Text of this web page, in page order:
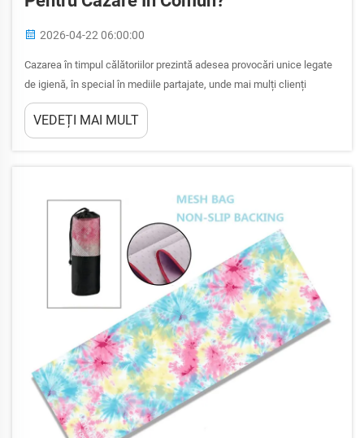
2026-04-22 06:00:00
Cazarea în timpul călătoriilor prezintă adesea provocări unice legate
de igienă, în special în mediile partajate, unde mai mulți clienți
folosesc facilități și dotări comune. Materialele utilizate la
confecționarea prosopelor de călătorie joacă un rol esențial în
VEDEȚI MAI MULT